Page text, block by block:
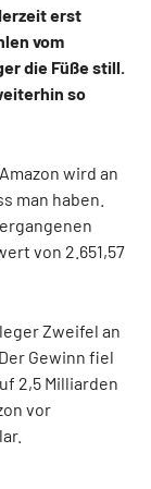
erst
vom
die Füße still.
so
wird an
man haben.
von 2.651,57
Zweifel an
Gewinn fiel
2,5 Milliarden
vor